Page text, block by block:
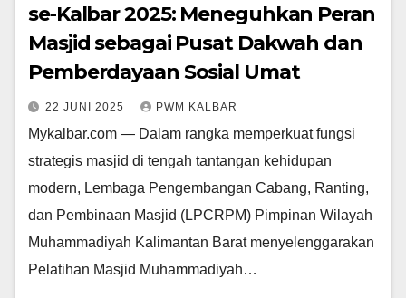
se-Kalbar 2025: Meneguhkan Peran
Masjid sebagai Pusat Dakwah dan
Pemberdayaan Sosial Umat
22 JUNI 2025 PWM KALBAR
Mykalbar.com — Dalam rangka memperkuat fungsi
strategis masjid di tengah tantangan kehidupan
modern, Lembaga Pengembangan Cabang, Ranting,
dan Pembinaan Masjid (LPCRPM) Pimpinan Wilayah
Muhammadiyah Kalimantan Barat menyelenggarakan
Pelatihan Masjid Muhammadiyah…